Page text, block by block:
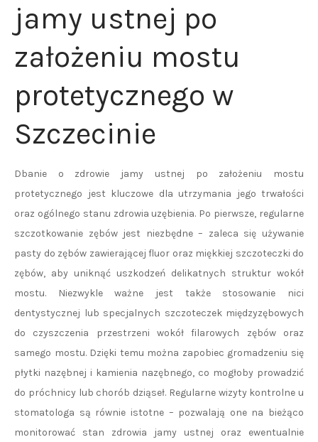
jamy ustnej po
założeniu mostu
protetycznego w
Szczecinie
Dbanie o zdrowie jamy ustnej po założeniu mostu
protetycznego jest kluczowe dla utrzymania jego trwałości
oraz ogólnego stanu zdrowia uzębienia. Po pierwsze, regularne
szczotkowanie zębów jest niezbędne – zaleca się używanie
pasty do zębów zawierającej fluor oraz miękkiej szczoteczki do
zębów, aby uniknąć uszkodzeń delikatnych struktur wokół
mostu. Niezwykle ważne jest także stosowanie nici
dentystycznej lub specjalnych szczoteczek międzyzębowych
do czyszczenia przestrzeni wokół filarowych zębów oraz
samego mostu. Dzięki temu można zapobiec gromadzeniu się
płytki nazębnej i kamienia nazębnego, co mogłoby prowadzić
do próchnicy lub chorób dziąseł. Regularne wizyty kontrolne u
stomatologa są równie istotne – pozwalają one na bieżąco
monitorować stan zdrowia jamy ustnej oraz ewentualnie